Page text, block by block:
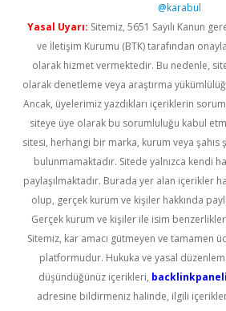
@karabul
Yasal Uyarı: Sitemiz, 5651 Sayılı Kanun
ve İletişim Kurumu (BTK) tarafından
olarak hizmet vermektedir. Bu nedenle,
olarak denetleme veya araştırma
Ancak, üyelerimiz yazdıkları içeriklerin
siteye üye olarak bu sorumluluğu kabul
sitesi, herhangi bir marka, kurum veya şahıs
bulunmamaktadır. Sitede yalnızca kendi
paylaşılmaktadır. Burada yer alan içerikler
olup, gerçek kurum ve kişiler hakkında
Gerçek kurum ve kişiler ile isim
Sitemiz, kar amacı gütmeyen ve tamamen
platformudur. Hukuka ve yasal
düşündüğünüz içerikleri,
adresine bildirmeniz halinde, ilgili